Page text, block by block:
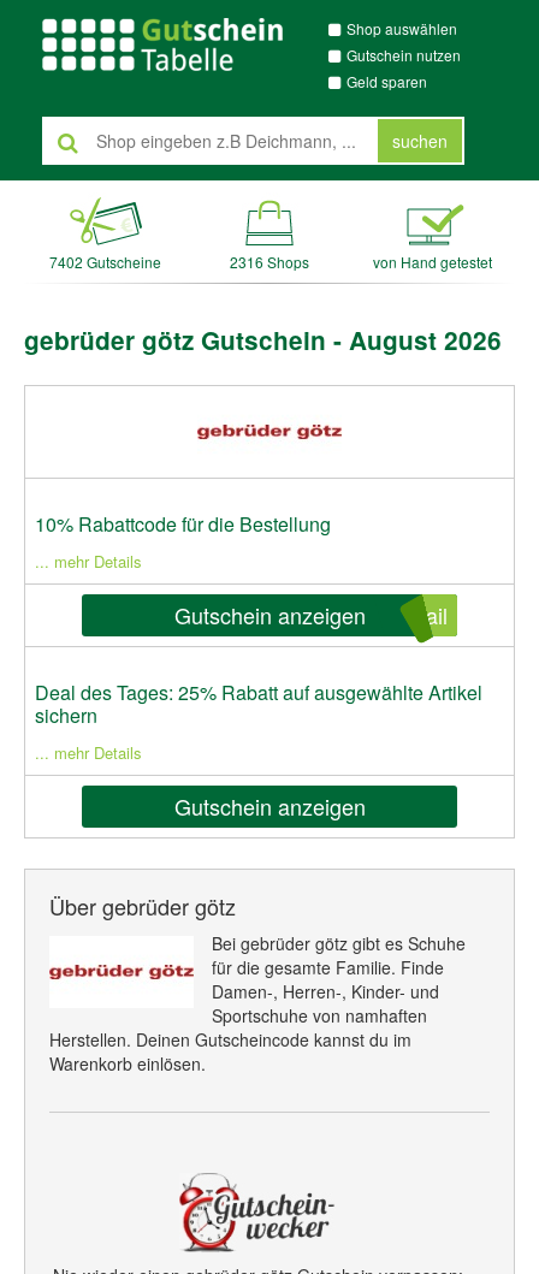
Shop auswählen
Gutschein nutzen
Geld sparen
suchen
7402 Gutscheine 2316 Shops von Hand getestet
gebrüder götz Gutschein - August 2026
10% Rabattcode für die Bestellung
... mehr Details
Gutschein anzeigen ail
Deal des Tages: 25% Rabatt auf ausgewählte Artikel
sichern
... mehr Details
Gutschein anzeigen
Über gebrüder götz
Bei gebrüder götz gibt es Schuhe
für die gesamte Familie. Finde
Damen-, Herren-, Kinder- und
Sportschuhe von namhaften
Herstellen. Deinen Gutscheincode kannst du im
Warenkorb einlösen.